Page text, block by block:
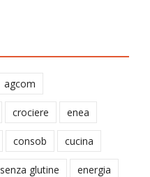
agcom
crociere enea
consob cucina
senza glutine energia